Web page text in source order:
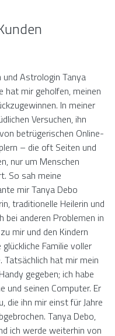
und Astrologin Tanya
hat mir geholfen, meinen
In meiner
Versuchen, ihn
betrügerischen Online-
– die oft Seiten und
nur um Menschen
So sah meine
mir Tanya Debo
traditionelle Heilerin und
bei anderen Problemen in
mir und den Kindern
Familie voller
Tatsächlich hat mir mein
gegeben; ich habe
und seinen Computer. Er
die ihn mir einst für Jahre
Tanya Debo,
ich werde weiterhin von